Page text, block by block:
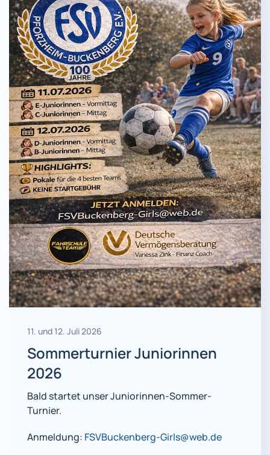
11. und 12. Juli 2026
Sommerturnier Juniorinnen
2026
Bald startet unser Juniorinnen-Sommer-
Turnier.
Anmeldung: FSVBuckenberg-Girls@web.de